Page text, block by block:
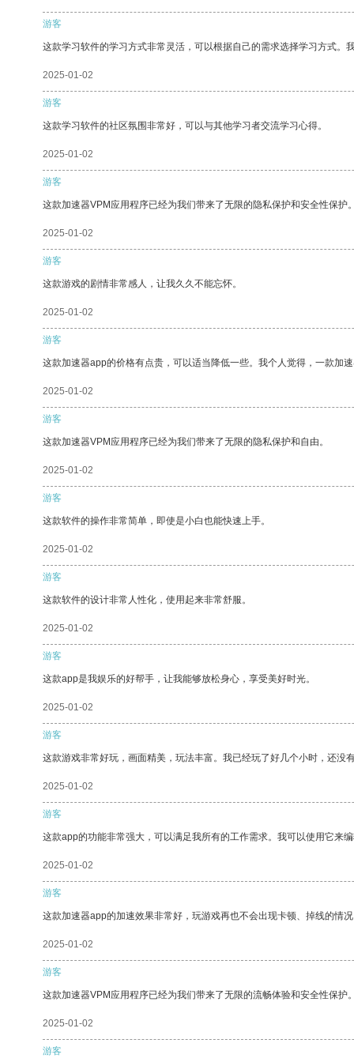
游客
这款学习软件的学习方式非常灵活，可以根据自己的需求选择学习方式。
2025-01-02
游客
这款学习软件的社区氛围非常好，可以与其他学习者交流学习心得。
2025-01-02
游客
这款加速器VPM应用程序已经为我们带来了无限的隐私保护和安全性保护
2025-01-02
游客
这款游戏的剧情非常感人，让我久久不能忘怀。
2025-01-02
游客
这款加速器app的价格有点贵，可以适当降低一些。我个人觉得，一款加
2025-01-02
游客
这款加速器VPM应用程序已经为我们带来了无限的隐私保护和自由。
2025-01-02
游客
这款软件的操作非常简单，即使是小白也能快速上手。
2025-01-02
游客
这款软件的设计非常人性化，使用起来非常舒服。
2025-01-02
游客
这款app是我娱乐的好帮手，让我能够放松身心，享受美好时光。
2025-01-02
游客
这款游戏非常好玩，画面精美，玩法丰富。我已经玩了好几个小时，还没
2025-01-02
游客
这款app的功能非常强大，可以满足我所有的工作需求。我可以使用它来
2025-01-02
游客
这款加速器app的加速效果非常好，玩游戏再也不会出现卡顿、掉线的情
2025-01-02
游客
这款加速器VPM应用程序已经为我们带来了无限的流畅体验和安全性保护
2025-01-02
游客